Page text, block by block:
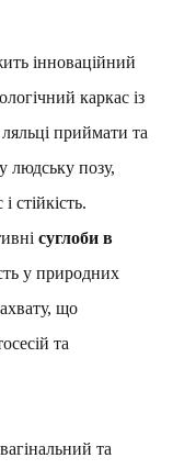
інноваційний
каркас із
приймати та
людську позу,
стійкість.
суглоби в
у природних
що
та
та